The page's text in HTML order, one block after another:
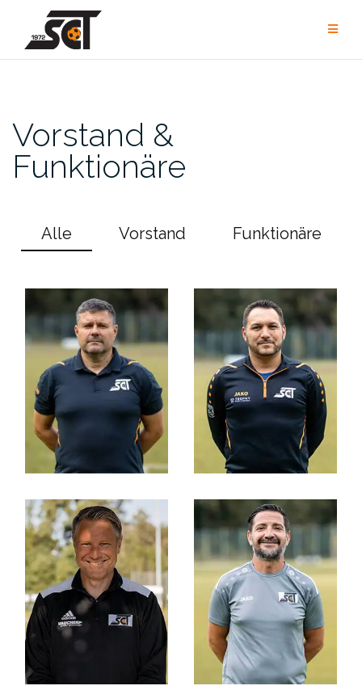
springen
Vorstand &
Funktionäre
Alle Vorstand Funktionäre
PRÄSIDENT
Christian Perler
VIZEPRÄSIDENT
Mathias Rohrer